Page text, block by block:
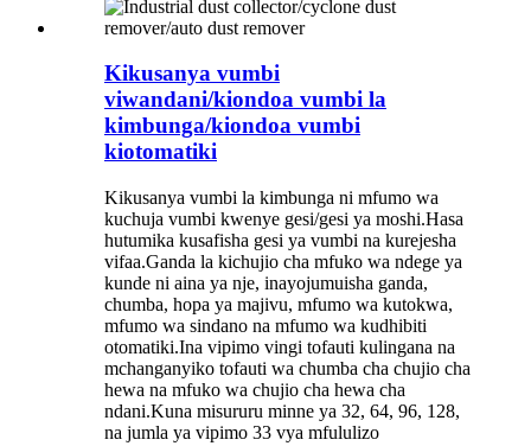
Kikusanya vumbi
viwandani/kiondoa vumbi la
kimbunga/kiondoa vumbi
kiotomatiki
Kikusanya vumbi la kimbunga ni mfumo wa
kuchuja vumbi kwenye gesi/gesi ya moshi.Hasa
hutumika kusafisha gesi ya vumbi na kurejesha
vifaa.Ganda la kichujio cha mfuko wa ndege ya
kunde ni aina ya nje, inayojumuisha ganda,
chumba, hopa ya majivu, mfumo wa kutokwa,
mfumo wa sindano na mfumo wa kudhibiti
otomatiki.Ina vipimo vingi tofauti kulingana na
mchanganyiko tofauti wa chumba cha chujio cha
hewa na mfuko wa chujio cha hewa cha
ndani.Kuna misururu minne ya 32, 64, 96, 128,
na jumla ya vipimo 33 vya mfululizo